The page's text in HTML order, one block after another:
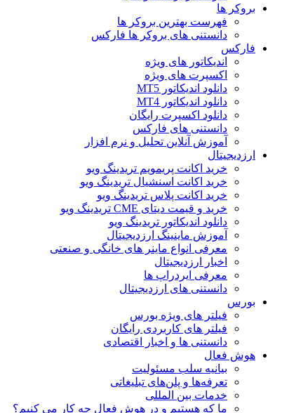
بروکر ها
فهرست بهترین بروکر ها
دانستنی های بروکر ها فارکس
فارکس
اندیکاتور های ویژه
اکسپرت های ویژه
دانلود اندیکاتور MT5
دانلود اندیکاتور MT4
دانلود اکسپرت رایگان
دانستنی های فارکس
آموزش آنلاین تحلیل و نرم افزار
ارزدیجیتال
خرید اکانت پریمویم تریدینگ ویو
خرید اکانت اسنشیال تریدینگ ویو
خرید اکانت پلاس تریدینگ ویو
خرید و قیمت دیتای CME تریدینگ ویو
دانلود اندیکاتور تریدینگ ویو
آموزش ماینینگ ارزدیجیتال
معرفی انواع ماینر های خانگی و صنعتی
اخبار ارزدیجیتال
معرفی ایردراپ ها
دانستنی های ارزدیجیتال
بورس
فیلتر های ویژه بورس
فیلتر های کاربردی رایگان
دانستنی ها و اخبار اقتصادی
هوش فعال
بیانیه سلب مسئولیت
تعرفه‌ها و پلن‌های تبلیغاتی
خدمات بین المللی
ما که هستیم و در هوش فعال چه کار می کنیم؟